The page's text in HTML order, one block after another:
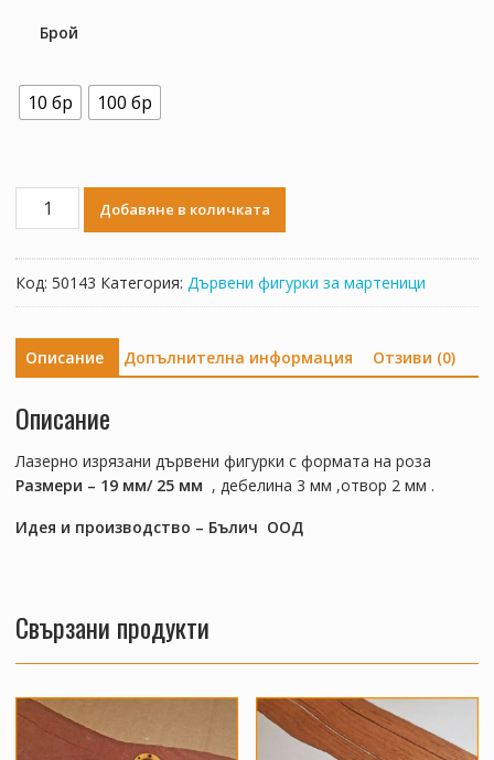
Брой
10 бр 100 бр
количество
Добавяне в количката
Код: 50143 Категория: Дървени фигурки за мартеници
Описание Допълнителна информация Отзиви (0)
Описание
Лазерно изрязани дървени фигурки с формата на роза
Размери – 19 мм/ 25 мм , дебелина 3 мм ,отвор 2 мм .
Идея и производство – Бълич ООД
Свързани продукти